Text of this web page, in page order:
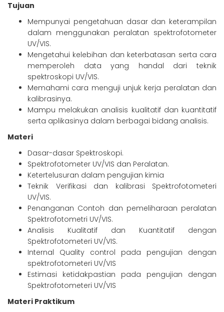
Tujuan
Mempunyai pengetahuan dasar dan keterampilan
dalam menggunakan peralatan spektrofotometer
UV/VIS.
Mengetahui kelebihan dan keterbatasan serta cara
memperoleh data yang handal dari teknik
spektroskopi UV/VIS.
Memahami cara menguji unjuk kerja peralatan dan
kalibrasinya.
Mampu melakukan analisis kualitatif dan kuantitatif
serta aplikasinya dalam berbagai bidang analisis.
Materi
Dasar-dasar Spektroskopi.
Spektrofotometer UV/VIS dan Peralatan.
Ketertelusuran dalam pengujian kimia
Teknik Verifikasi dan kalibrasi Spektrofotometeri
UV/VIS.
Penanganan Contoh dan pemeliharaan peralatan
Spektrofotometri UV/VIS.
Analisis Kualitatif dan Kuantitatif dengan
Spektrofotometeri UV/VIS.
Internal Quality control pada pengujian dengan
spektrofotometeri UV/VIS
Estimasi ketidakpastian pada pengujian dengan
Spektrofotometeri UV/VIS
Materi Praktikum